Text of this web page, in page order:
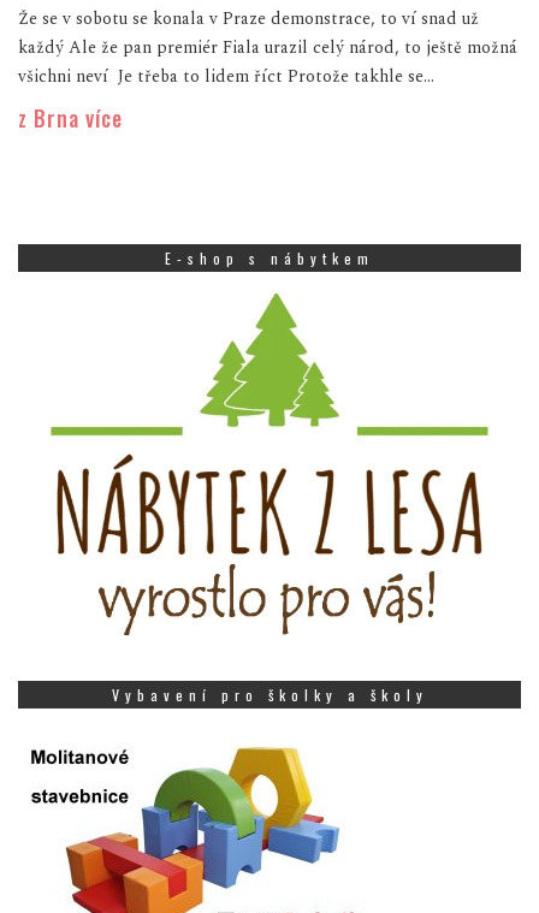
Že se v sobotu se konala v Praze demonstrace, to ví snad už
každý Ale že pan premiér Fiala urazil celý národ, to ještě možná
všichni neví Je třeba to lidem říct Protože takhle se...
z Brna více
E-shop s nábytkem
Vybavení pro školky a školy